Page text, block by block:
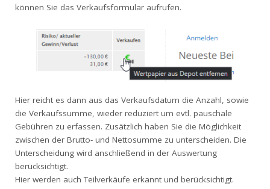
können Sie das Verkaufsformular aufrufen.
Hier reicht es dann aus das Verkaufsdatum die Anzahl, sowie
die Verkaufssumme, wieder reduziert um evtl. pauschale
Gebühren zu erfassen. Zusätzlich haben Sie die Möglichkeit
zwischen der Brutto- und Nettosumme zu unterscheiden. Die
Unterscheidung wird anschließend in der Auswertung
berücksichtigt.
Hier werden auch Teilverkäufe erkannt und berücksichtigt.